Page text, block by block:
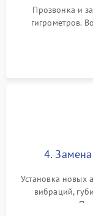
Прозвонка и
гигрометров.
управления,
Проверка
4.
Установка новых
вибраций,
элементов